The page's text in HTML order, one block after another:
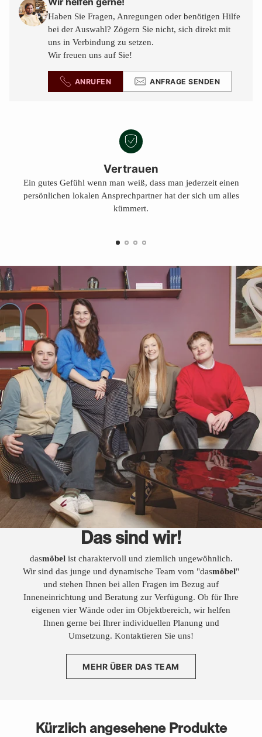
Warenkorb
legen
Haben Sie Fragen, Anregungen oder benötigen Hilfe
bei der Auswahl? Zögern Sie nicht, sich direkt mit
uns in Verbindung zu setzen.
Wir freuen uns auf Sie!
ANRUFEN ANFRAGE SENDEN
Vertrauen
Ein gutes Gefühl wenn man weiß, dass man jederzeit einen
persönlichen lokalen Ansprechpartner hat der sich um alles
kümmert.
Das sind wir!
dasmöbelist charaktervoll und ziemlich ungewöhnlich.
Wir sind das junge und dynamische Team vom "dasmöbel"
und stehen Ihnen bei allen Fragen im Bezug auf
Inneneinrichtung und Beratung zur Verfügung. Ob für Ihre
eigenen vier Wände oder im Objektbereich, wir helfen
Ihnen gerne bei Ihrer individuellen Planung und
Umsetzung. Kontaktieren Sie uns!
MEHR ÜBER DAS TEAM
Kürzlich angesehene Produkte